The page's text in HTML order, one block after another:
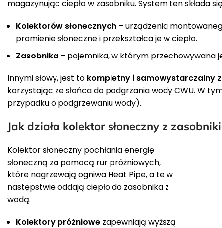
magazynując ciepło w zasobniku. System ten składa
Kolektorów słonecznych – urządzenia
promienie słoneczne i przekształca je w ciepło.
Zasobnika – pojemnika, w którym przechowywana
Innymi słowy, jest to kompletny i samowystarczalny
korzystając ze słońca do podgrzania wody CWU. W
przypadku o podgrzewaniu wody).
Jak działa kolektor słoneczny z
Kolektor słoneczny pochłania energię
słoneczną za pomocą rur próżniowych,
które nagrzewają ogniwa Heat Pipe, a te w
następstwie oddają ciepło do zasobnika z
wodą.
Kolektory próżniowe zapewniają wyższą